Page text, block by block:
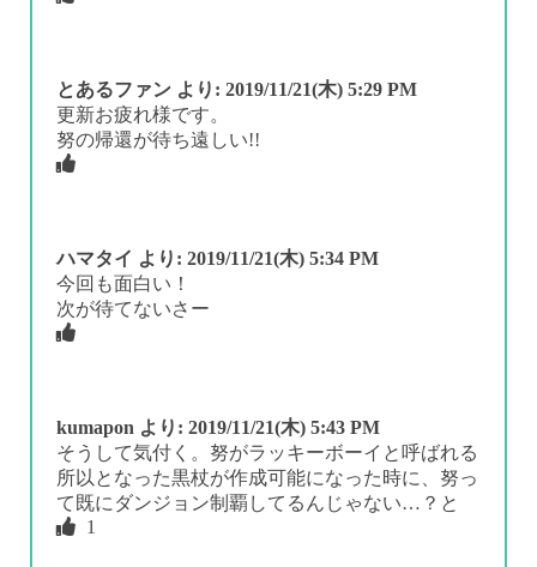
とあるファン より: 2019/11/21(木) 5:29 PM
更新お疲れ様です。
努の帰還が待ち遠しい!!
ハマタイ より: 2019/11/21(木) 5:34 PM
今回も面白い！
次が待てないさー
kumapon より: 2019/11/21(木) 5:43 PM
そうして気付く。努がラッキーボーイと呼ばれる
所以となった黒杖が作成可能になった時に、努っ
て既にダンジョン制覇してるんじゃない…？と
1